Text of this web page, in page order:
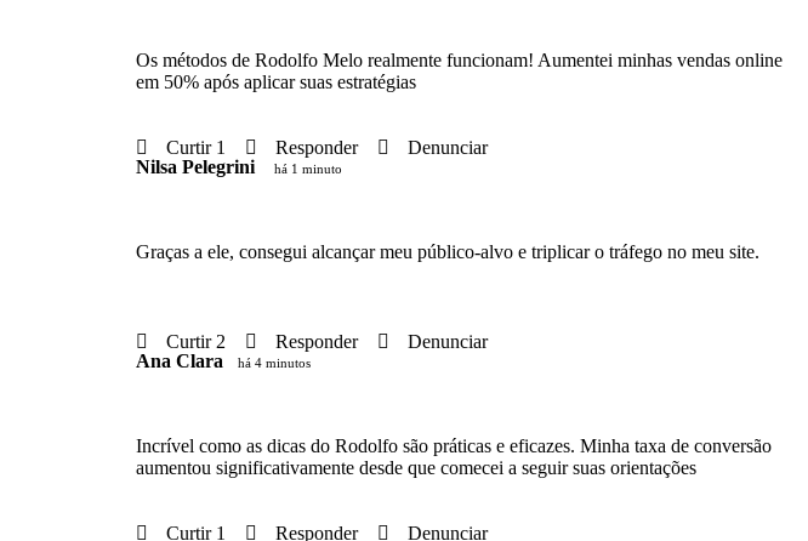
Os métodos de Rodolfo Melo realmente funcionam! Aumentei minhas vendas online
em 50% após aplicar suas estratégias
Nilsa Pelegrini há 1 minuto
Graças a ele, consegui alcançar meu público-alvo e triplicar o tráfego no meu site.
Curtir 1 Responder Denunciar
Ana Clara há 4 minutos
Incrível como as dicas do Rodolfo são práticas e eficazes. Minha taxa de conversão
aumentou significativamente desde que comecei a seguir suas orientações
Curtir 2 Responder Denunciar
Curtir 1 Responder Denunciar